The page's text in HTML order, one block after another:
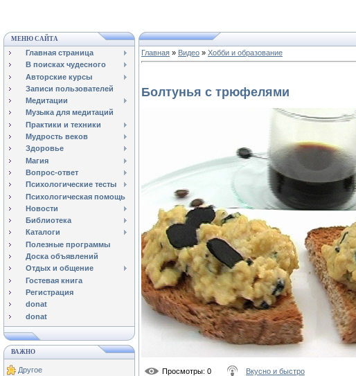
МЕНЮ САЙТА
Главная страница
В поисках чудесного
Авторские курсы
Записи пользователей
Медитации
Музыка для медитаций
Практики и техники
Мудрость веков
Здоровье
Магия
Вопрос-ответ
Психологические тесты
Психологическая помощь
Новости
Библиотека
Каталоги
Полезные программы
Доска объявлений
Отдых и общение
Гостевая книга
Регистрация
donat
donat
ВАЖНО
Другое
Главная » Видео » Хобби и образование
Болтунья с трюфелями
Просмотры: 0 Вкусно и быстро